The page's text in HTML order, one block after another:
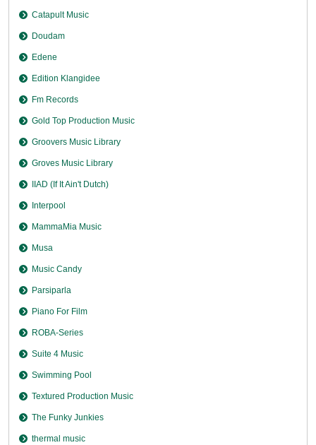
Catapult Music
Doudam
Edene
Edition Klangidee
Fm Records
Gold Top Production Music
Groovers Music Library
Groves Music Library
IIAD (If It Ain't Dutch)
Interpool
MammaMia Music
Musa
Music Candy
Parsiparla
Piano For Film
ROBA-Series
Suite 4 Music
Swimming Pool
Textured Production Music
The Funky Junkies
thermal music